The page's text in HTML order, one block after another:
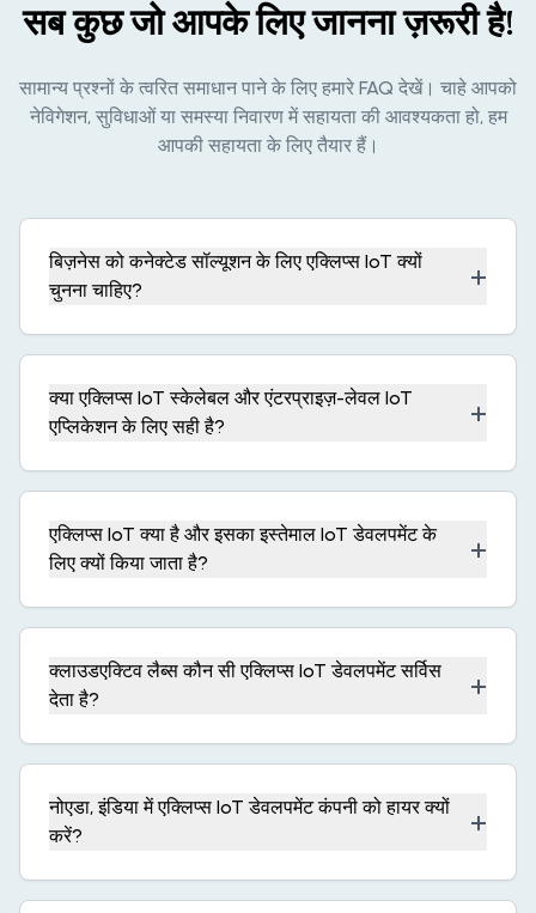
सब कुछ जो आपके लिए जानना ज़रूरी है!
सामान्य प्रश्नों के त्वरित समाधान पाने के लिए हमारे FAQ देखें। चाहे आपको
नेविगेशन, सुविधाओं या समस्या निवारण में सहायता की आवश्यकता हो, हम
आपकी सहायता के लिए तैयार हैं।
बिज़नेस को कनेक्टेड सॉल्यूशन के लिए एक्लिप्स IoT क्यों
चुनना चाहिए?
+
क्या एक्लिप्स IoT स्केलेबल और एंटरप्राइज़-लेवल IoT
एप्लिकेशन के लिए सही है?
+
एक्लिप्स IoT क्या है और इसका इस्तेमाल IoT डेवलपमेंट के
लिए क्यों किया जाता है?
+
क्लाउडएक्टिव लैब्स कौन सी एक्लिप्स IoT डेवलपमेंट सर्विस
देता है?
+
नोएडा, इंडिया में एक्लिप्स IoT डेवलपमेंट कंपनी को हायर क्यों
करें?
+